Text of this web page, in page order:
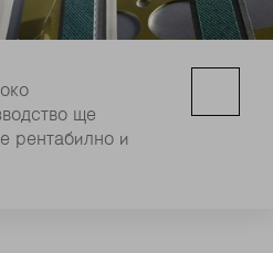
ще
рентабилно и